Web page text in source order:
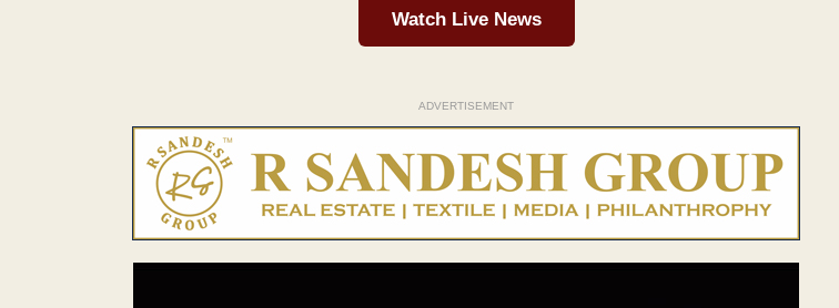
Watch Live News
ADVERTISEMENT